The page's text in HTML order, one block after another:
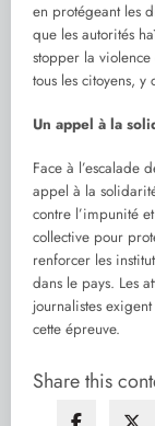
en protégeant les
que les autorités
stopper la
tous les citoyens,
Un appel à la
Face à l’escalade
appel à la
contre l’impunité
collective pour
renforcer les
dans le pays. Les
journalistes
cette épreuve.
Share this